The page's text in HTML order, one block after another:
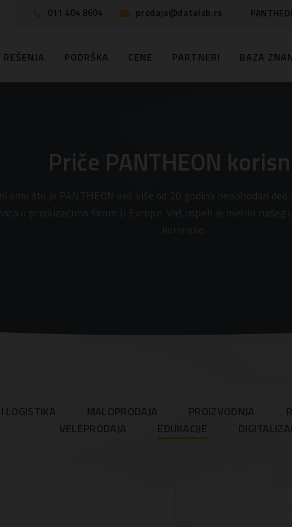
011 404 8604 prodaja@datalab.rs
REŠENJA PODRŠKA CENE PARTNERI BAZA
Priče PANTHEON
LOGISTIKA MALOPRODAJA PROIZVODNJA
VELEPRODAJA
EDUKACIJE